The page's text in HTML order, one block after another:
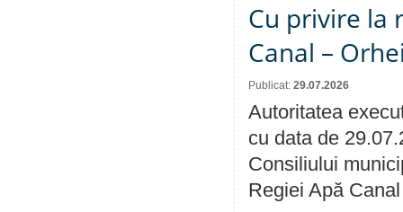
Cu privire la
Canal –
Publicat: 29.07.2026
Autoritatea
cu data de
Consiliului
Regiei Apă